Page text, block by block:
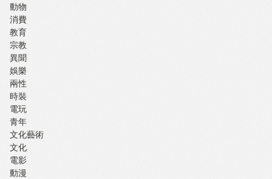
動物
消費
教育
宗教
異聞
娛樂
兩性
時裝
電玩
青年
文化藝術
文化
電影
動漫